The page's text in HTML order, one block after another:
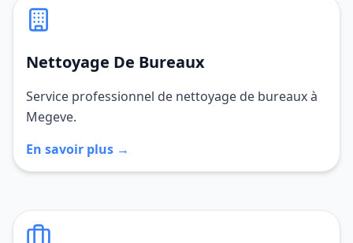
Nettoyage De Bureaux
Service professionnel de nettoyage de bureaux à
Megeve.
En savoir plus →